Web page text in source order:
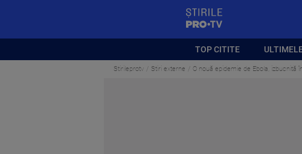
TOP CITITE
Stirileprotv Stiri externe O nouă epidemie de Ebola, izbucnită